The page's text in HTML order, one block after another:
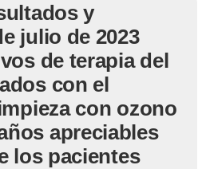
y
julio de 2023
de terapia del
con el
con ozono
apreciables
los pacientes